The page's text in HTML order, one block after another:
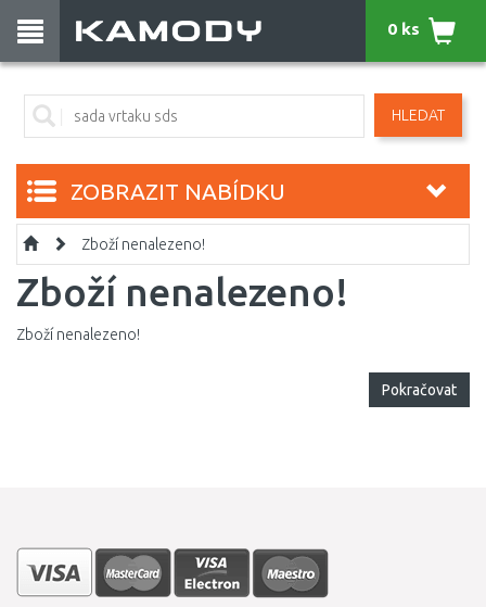
HLEDAT
0 ks
ZOBRAZIT NABÍDKU
Zboží nenalezeno!
Zboží nenalezeno!
Zboží nenalezeno!
Pokračovat